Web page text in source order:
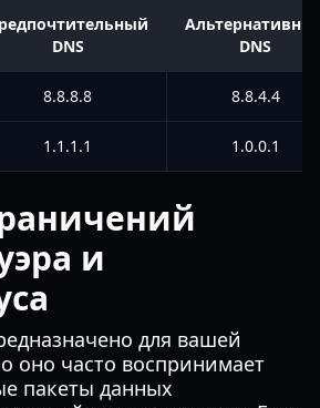
DNS
DNS
8.8.8.8 8.8.4.4
1.1.1.1 1.0.0.1
и
для вашей
оно часто воспринимает
пакеты данных